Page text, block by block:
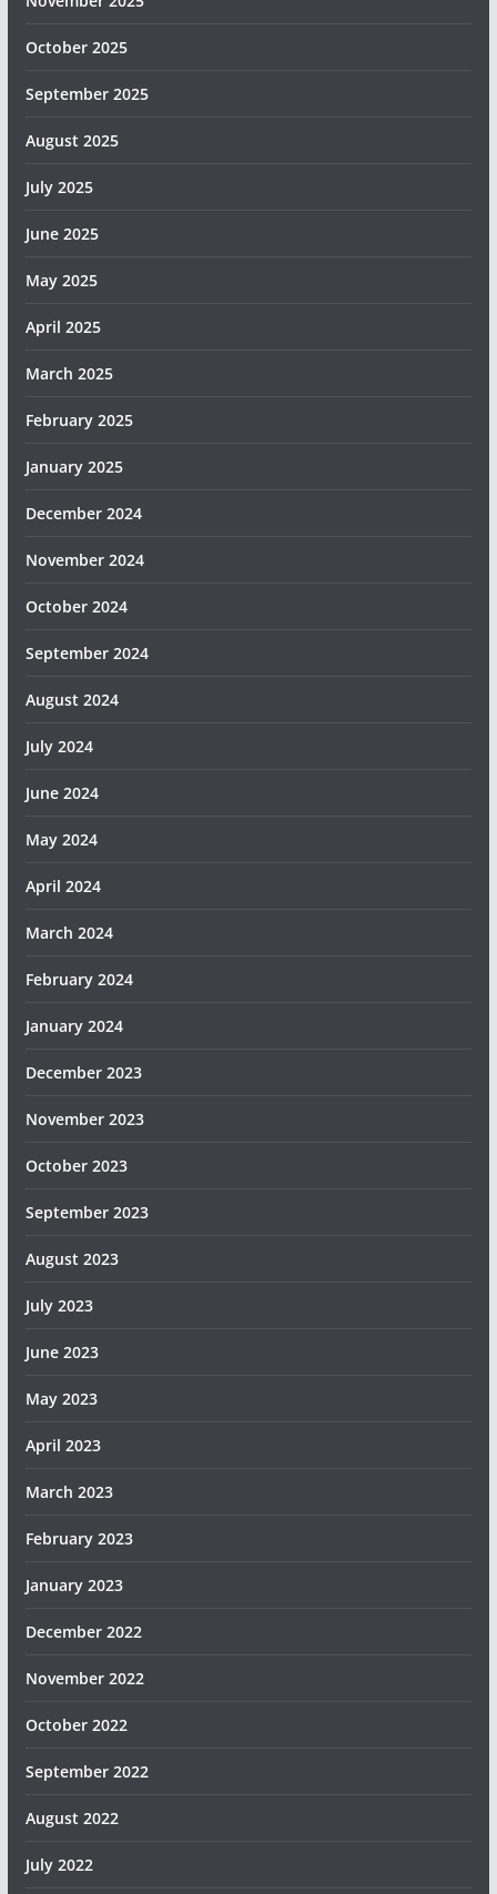
October 2025
September 2025
August 2025
July 2025
June 2025
May 2025
April 2025
March 2025
February 2025
January 2025
December 2024
November 2024
October 2024
September 2024
August 2024
July 2024
June 2024
May 2024
April 2024
March 2024
February 2024
January 2024
December 2023
November 2023
October 2023
September 2023
August 2023
July 2023
June 2023
May 2023
April 2023
March 2023
February 2023
January 2023
December 2022
November 2022
October 2022
September 2022
August 2022
July 2022